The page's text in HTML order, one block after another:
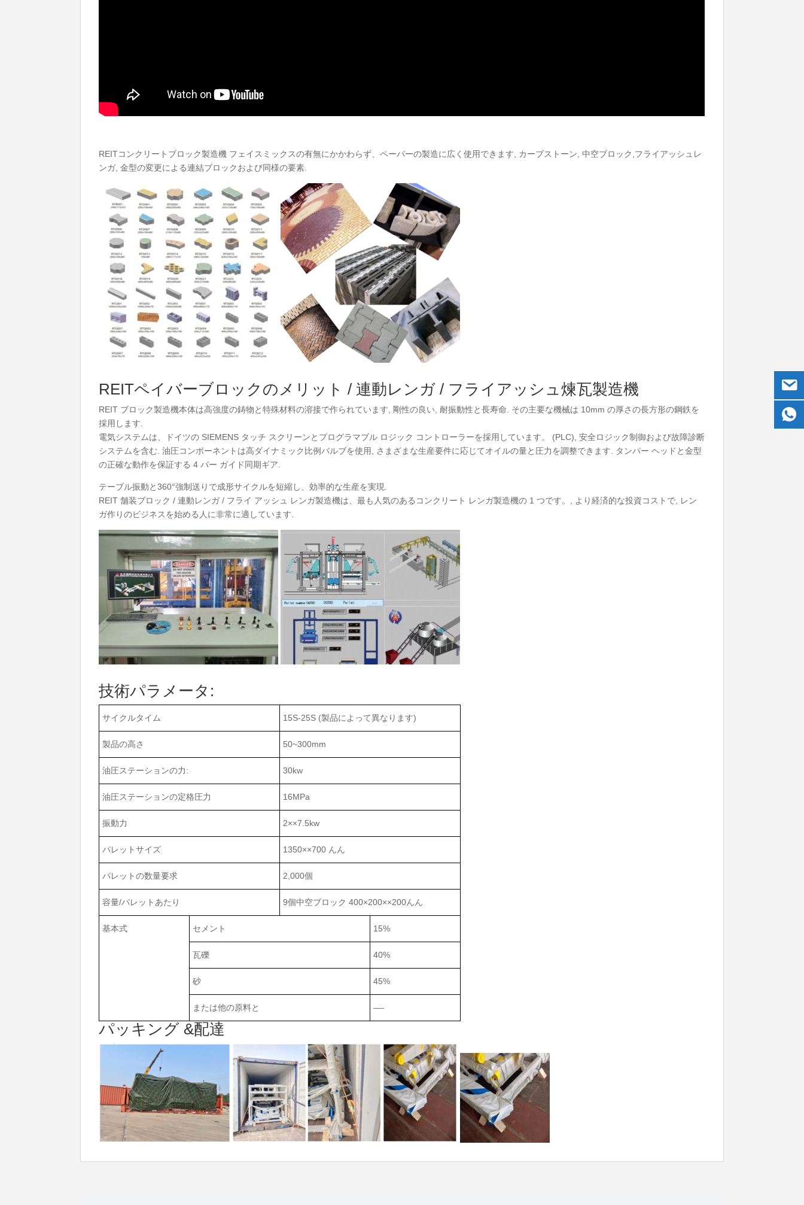
REITコンクリートブロック製造機 フェイスミックスの有無にかかわらず、ペーバーの製造に広く使用できます, カーブストーン, 中空ブロック,フライアッシュレ
ンガ, 金型の変更による連結ブロックおよび同様の要素.
REITペイバーブロックのメリット / 連動レンガ / フライアッシュ煉瓦製造機
REIT ブロック製造機本体は高強度の鋳物と特殊材料の溶接で作られています, 剛性の良い, 耐振動性と長寿命. その主要な機械は 10mm の厚さの長方形の鋼鉄を
採用します.
電気システムは、ドイツの SIEMENS タッチ スクリーンとプログラマブル ロジック コントローラーを採用しています。 (PLC), 安全ロジック制御および故障診断
システムを含む. 油圧コンポーネントは高ダイナミック比例バルブを使用, さまざまな生産要件に応じてオイルの量と圧力を調整できます. タンパー ヘッドと金型
の正確な動作を保証する 4 バー ガイド同期ギア.
テーブル振動と360°強制送りで成形サイクルを短縮し、効率的な生産を実現.
REIT 舗装ブロック / 連動レンガ / フライ アッシュ レンガ製造機は、最も人気のあるコンクリート レンガ製造機の 1 つです。, より経済的な投資コストで, レン
ガ作りのビジネスを始める人に非常に適しています.
技術パラメータ:
サイクルタイム 15S-25S (製品によって異なります)
製品の高さ 50~300mm
油圧ステーションの力: 30kw
油圧ステーションの定格圧力 16MPa
振動力 2××7.5kw
パレットサイズ 1350××700 んん
パレットの数量要求 2,000個
容量/パレットあたり 9個中空ブロック 400×200××200んん
基本式 セメント 15%
瓦礫 40%
砂 45%
または他の原料と —-
パッキング &配達